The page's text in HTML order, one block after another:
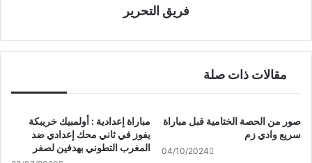
فريق التحرير
مقالات ذات صلة
مباراة إعدادية : أولمبيك خريبكة
يفوز في ثاني محك إعدادي ضد
المغرب التطوني بهدفين لصفر
صور من الحصة الختامية قبل مباراة
سريع وادي زم
04/10/2024